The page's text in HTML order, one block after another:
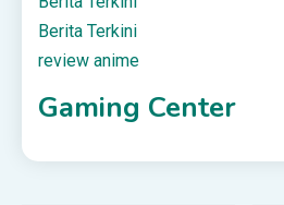
Berita Terkini
review anime
Gaming Center